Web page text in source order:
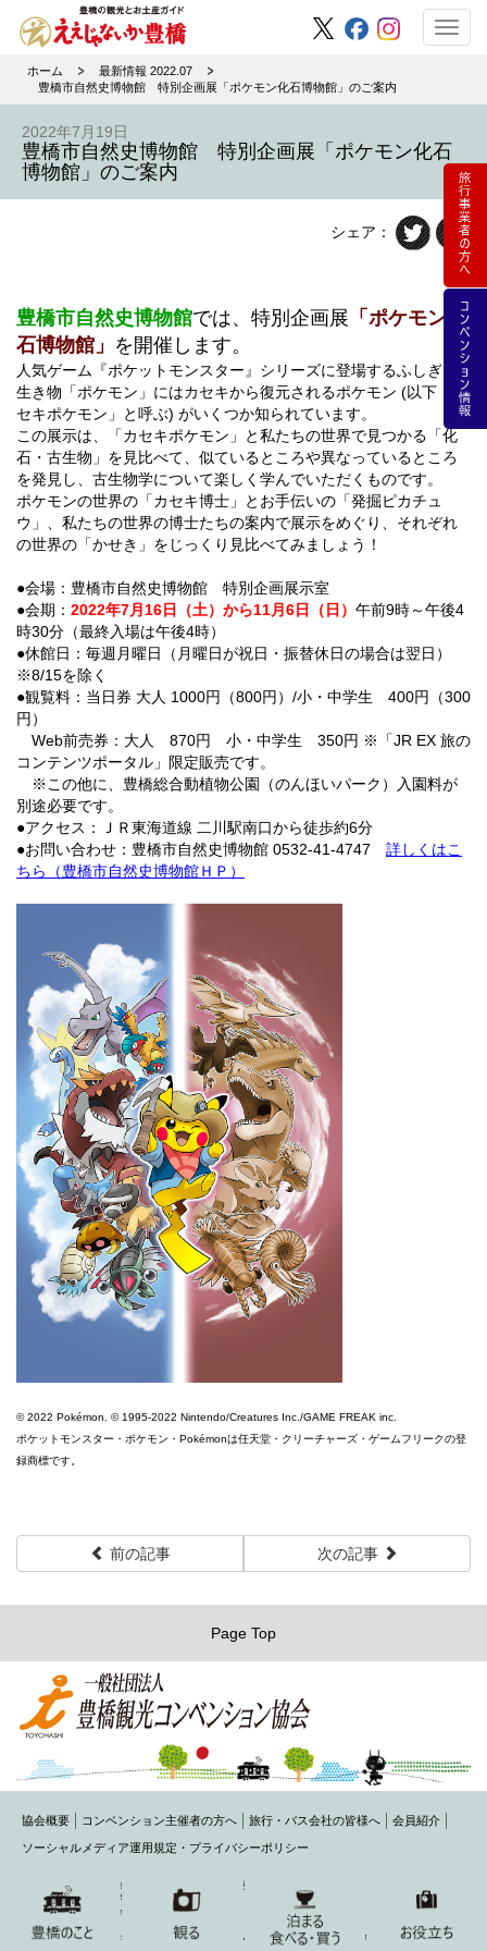
ホーム
最新情報 2022.07
豊橋市自然史博物館 特別企画展「ポケモン化石博物館」のご案内
2022年7月19日
豊橋市自然史博物館 特別企画展「ポケモン化石
博物館」のご案内
シェア：
豊橋市自然史博物館では、特別企画展 「ポケモン化
石博物館」 を開催します。
人気ゲーム『ポケットモンスター』シリーズに登場するふしぎな
生き物「ポケモン」にはカセキから復元されるポケモン (以下「カ
セキポケモン」と呼ぶ) がいくつか知られています。
この展示は、「カセキポケモン」と私たちの世界で見つかる「化
石・古生物」を見比べて、似ているところや異なっているところ
を発見し、古生物学について楽しく学んでいただくものです。
ポケモンの世界の「カセキ博士」とお手伝いの「発掘ピカチュ
ウ」、私たちの世界の博士たちの案内で展示をめぐり、それぞれ
の世界の「かせき」をじっくり見比べてみましょう！
●会場：豊橋市自然史博物館 特別企画展示室
●会期： 2022年7月16日（土）から11月6日（日） 午前9時～午後4
時30分（最終入場は午後4時）
●休館日：毎週月曜日（月曜日が祝日・振替休日の場合は翌日）
※8/15を除く
●観覧料：当日券 大人 1000円（800円）/小・中学生 400円（300
円）
Web前売券：大人 870円 小・中学生 350円 ※「JR EX 旅の
コンテンツポータル」限定販売です。
※この他に、豊橋総合動植物公園（のんほいパーク）入園料が
別途必要です。
●アクセス：ＪＲ東海道線 二川駅南口から徒歩約6分
●お問い合わせ：豊橋市自然史博物館 0532-41-4747 詳しくはこ
ちら（豊橋市自然史博物館ＨＰ）
© 2022 Pokémon. © 1995-2022 Nintendo/Creatures Inc./GAME FREAK inc.
ポケットモンスター・ポケモン・Pokémonは任天堂・クリーチャーズ・ゲームフリークの登
録商標です。
前の記事 次の記事
Page Top
協会概要 コンベンション主催者の方へ 旅行・バス会社の皆様へ 会員紹介
ソーシャルメディア運用規定・プライバシーポリシー
〒440-0075 豊橋市花田町字石塚42-1(豊橋商工会議所内)
TEL： 0532-54-1484 FAX： 0532-54-2220
MAIL： toyohashi@honokuni.or.jp
Copyright 2015 Toyohashi Visitors & Convention Association All Rights Reserved.